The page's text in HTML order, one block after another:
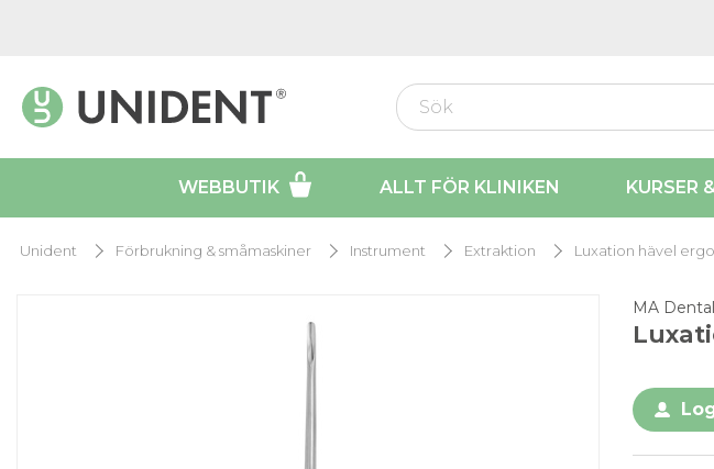
WEBBUTIK ALLT FÖR KLINIKEN KURSER
Unident Förbrukning & småmaskiner Instrument Extraktion Luxation hävel
MA Dental